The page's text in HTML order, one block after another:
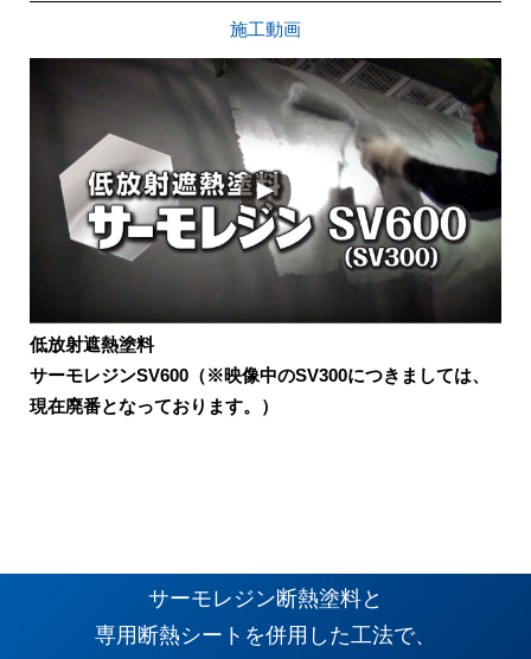
施工動画
低放射遮熱塗料
サーモレジンSV600（※映像中のSV300につきましては、
現在廃番となっております。）
サーモレジン断熱塗料と
専用断熱シートを併用した工法で、